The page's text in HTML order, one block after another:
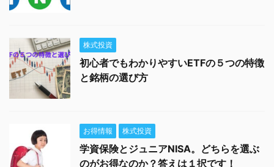
株式投資
初心者でもわかりやすいETFの５つの特徴
と銘柄の選び方
お得情報 株式投資
学資保険とジュニアNISA。どちらを選ぶ
のがお得なのか？答えは１択です！